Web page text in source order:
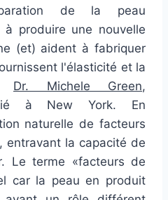
de la peau
à produire une nouvelle
(et) aident à fabriquer
l'élasticité et la
Dr. Michele Green,
à New York. En
naturelle de facteurs
entravant la capacité de
Le terme «facteurs de
car la peau en produit